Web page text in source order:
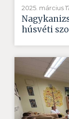
2025. március
húsvéti